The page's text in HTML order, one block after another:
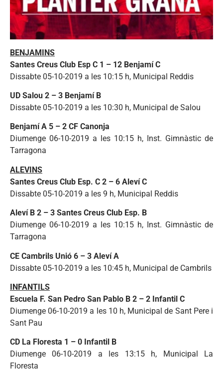
BENJAMINS
Santes Creus Club Esp C 1 – 12 Benjamí C
Dissabte 05-10-2019 a les 10:15 h, Municipal Reddis
UD Salou 2 – 3 Benjamí B
Dissabte 05-10-2019 a les 10:30 h, Municipal de Salou
Benjamí A 5 – 2 CF Canonja
Diumenge 06-10-2019 a les 10:15 h, Inst. Gimnàstic de
Tarragona
ALEVINS
Santes Creus Club Esp. C 2 – 6 Aleví C
Dissabte 05-10-2019 a les 9 h, Municipal Reddis
Aleví B 2 – 3 Santes Creus Club Esp. B
Diumenge 06-10-2019 a les 10:15 h, Inst. Gimnàstic de
Tarragona
CE Cambrils Unió 6 – 3 Aleví A
Dissabte 05-10-2019 a les 10:45 h, Municipal de Cambrils
INFANTILS
Escuela F. San Pedro San Pablo B 2 – 2 Infantil C
Diumenge 06-10-2019 a les 10 h, Municipal de Sant Pere i
Sant Pau
CD La Floresta 1 – 0 Infantil B
Diumenge 06-10-2019 a les 13:15 h, Municipal La
Floresta